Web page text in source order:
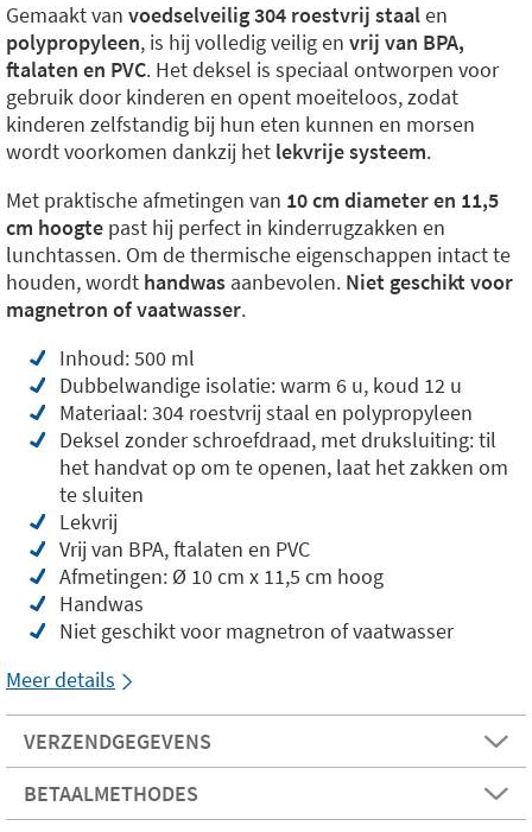
Gemaakt van voedselveilig 304 roestvrij staalen
polypropyleen, is hij volledig veilig en vrij van BPA,
ftalaten en PVC. Het deksel is speciaal ontworpen voor
gebruik door kinderen en opent moeiteloos, zodat
kinderen zelfstandig bij hun eten kunnen en morsen
wordt voorkomen dankzij het lekvrije systeem.
Met praktische afmetingen van 10 cm diameter en 11,5
cm hoogte past hij perfect in kinderrugzakken en
lunchtassen. Om de thermische eigenschappen intact te
houden, wordt handwas aanbevolen. Niet geschikt voor
magnetron of vaatwasser.
Inhoud: 500 ml
Dubbelwandige isolatie: warm 6 u, koud 12 u
Materiaal: 304 roestvrij staal en polypropyleen
Deksel zonder schroefdraad, met druksluiting: til
het handvat op om te openen, laat het zakken om
te sluiten
Lekvrij
Vrij van BPA, ftalaten en PVC
Afmetingen: Ø 10 cm x 11,5 cm hoog
Handwas
Niet geschikt voor magnetron of vaatwasser
Meer details
VERZENDGEGEVENS
BETAALMETHODES